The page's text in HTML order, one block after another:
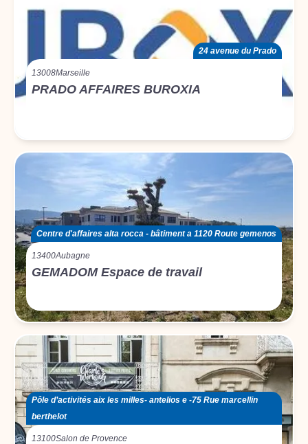
24 avenue du Prado
13008Marseille
PRADO AFFAIRES BUROXIA
Centre d'affaires alta rocca - bâtiment a 1120 Route gemenos
13400Aubagne
GEMADOM Espace de travail
Pôle d’activités aix les milles- antelios e -75 Rue marcellin
berthelot
13100Salon de Provence